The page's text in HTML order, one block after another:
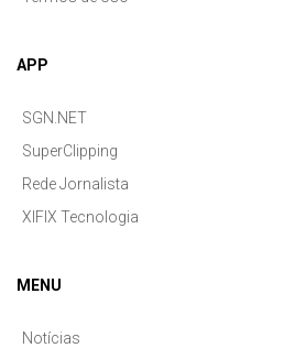
APP
SGN.NET
SuperClipping
Rede Jornalista
XIFIX Tecnologia
MENU
Notícias